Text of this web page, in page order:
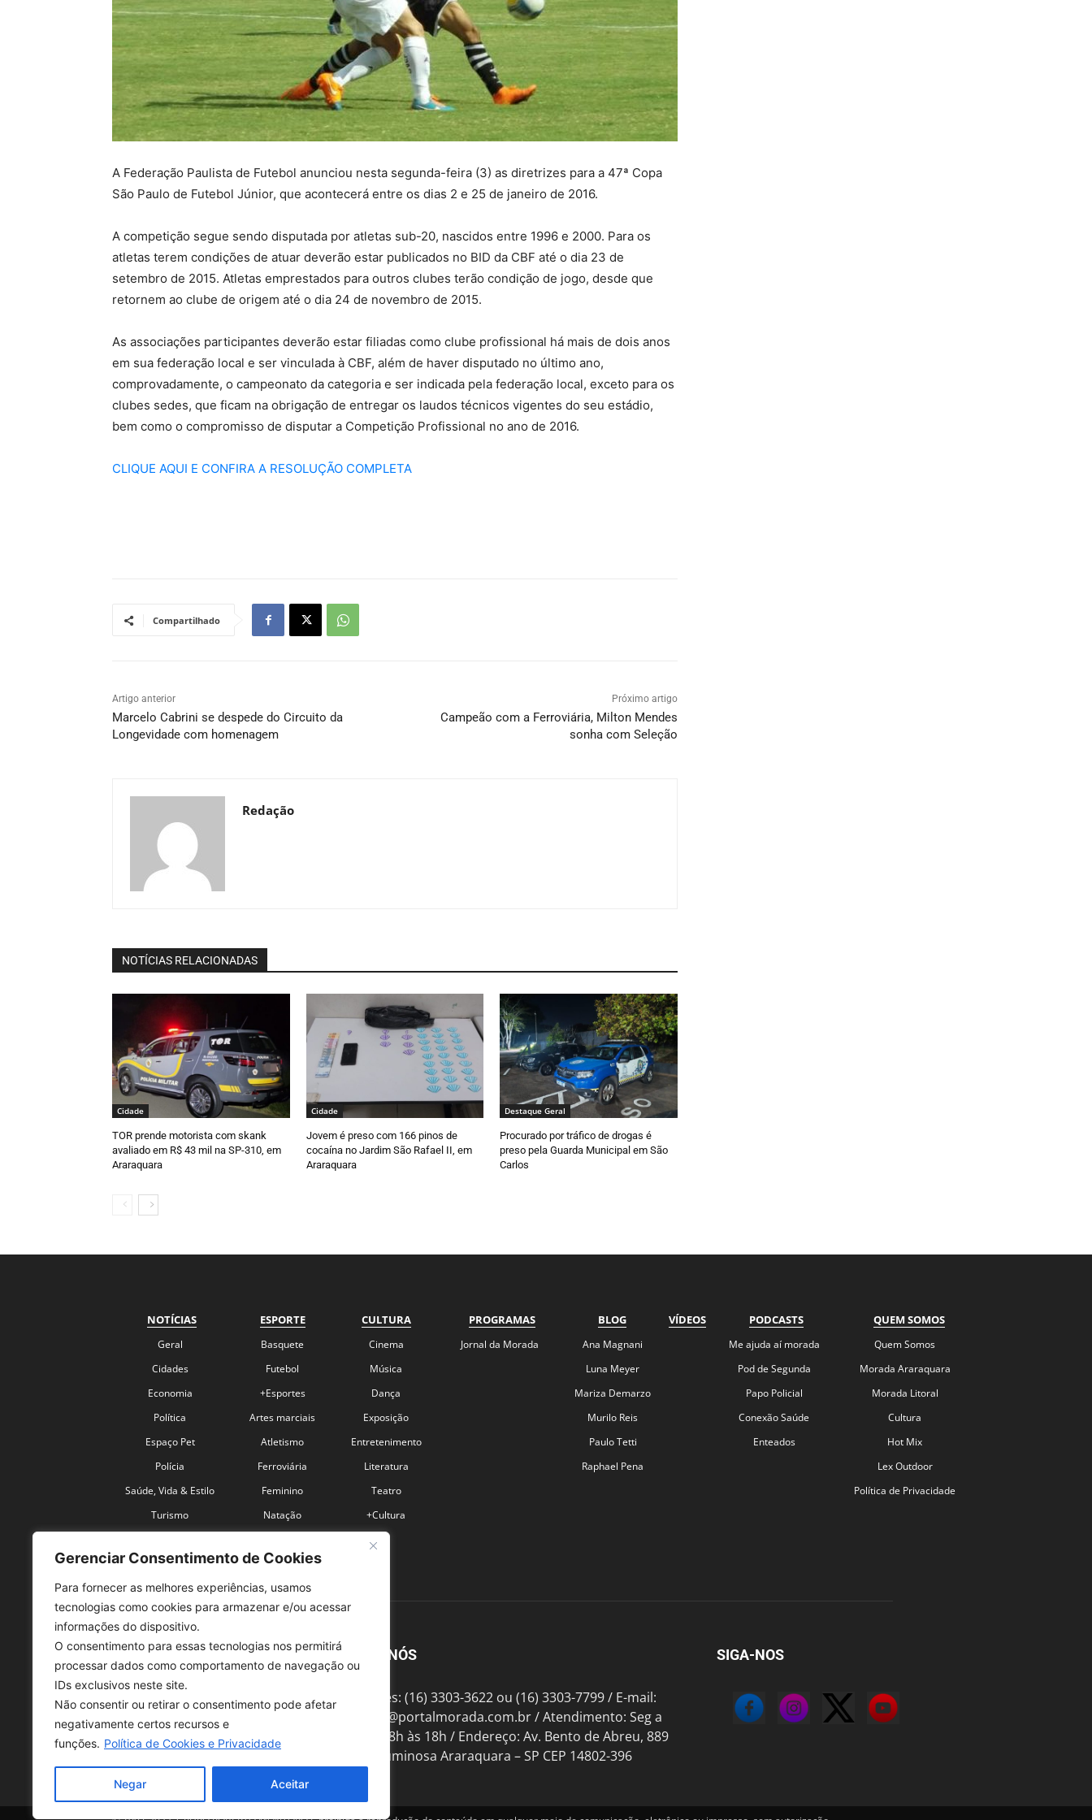
Gerenciar Consentimento de Cookies
Para fornecer as melhores experiências, usamos
tecnologias como cookies para armazenar e/ou acessar
informações do dispositivo.
O consentimento para essas tecnologias nos permitirá
processar dados como comportamento de navegação ou
IDs exclusivos neste site.
Não consentir ou retirar o consentimento pode afetar
negativamente certos recursos e
funções. Política de Cookies e Privacidade
Negar Aceitar
A Federação Paulista de Futebol anunciou nesta segunda-feira (3) as diretrizes para a 47ª Copa
São Paulo de Futebol Júnior, que acontecerá entre os dias 2 e 25 de janeiro de 2016.
A competição segue sendo disputada por atletas sub-20, nascidos entre 1996 e 2000. Para os
atletas terem condições de atuar deverão estar publicados no BID da CBF até o dia 23 de
setembro de 2015. Atletas emprestados para outros clubes terão condição de jogo, desde que
retornem ao clube de origem até o dia 24 de novembro de 2015.
As associações participantes deverão estar filiadas como clube profissional há mais de dois anos
em sua federação local e ser vinculada à CBF, além de haver disputado no último ano,
comprovadamente, o campeonato da categoria e ser indicada pela federação local, exceto para os
clubes sedes, que ficam na obrigação de entregar os laudos técnicos vigentes do seu estádio,
bem como o compromisso de disputar a Competição Profissional no ano de 2016.
CLIQUE AQUI E CONFIRA A RESOLUÇÃO COMPLETA
Compartilhado
Artigo anterior
Marcelo Cabrini se despede do Circuito da
Longevidade com homenagem
Próximo artigo
Campeão com a Ferroviária, Milton Mendes
sonha com Seleção
Redação
NOTÍCIAS RELACIONADAS
Cidade
TOR prende motorista com skank
avaliado em R$ 43 mil na SP-310, em
Araraquara
Cidade
Jovem é preso com 166 pinos de
cocaína no Jardim São Rafael II, em
Araraquara
Destaque Geral
Procurado por tráfico de drogas é
preso pela Guarda Municipal em São
Carlos
NOTÍCIAS
Geral
Cidades
Economia
Política
Espaço Pet
Polícia
Saúde, Vida & Estilo
Turismo
ESPORTE
Basquete
Futebol
+Esportes
Artes marciais
Atletismo
Ferroviária
Feminino
Natação
CULTURA
Cinema
Música
Dança
Exposição
Entretenimento
Literatura
Teatro
+Cultura
PROGRAMAS
Jornal da Morada
BLOG
Ana Magnani
Luna Meyer
Mariza Demarzo
Murilo Reis
Paulo Tetti
Raphael Pena
VÍDEOS PODCASTS
Me ajuda aí morada
Pod de Segunda
Papo Policial
Conexão Saúde
Enteados
QUEM SOMOS
Quem Somos
Morada Araraquara
Morada Litoral
Cultura
Hot Mix
Lex Outdoor
Política de Privacidade
SOBRE NÓS
Telefones: (16) 3303-3622 ou (16) 3303-7799 / E-mail:
contato@portalmorada.com.br/ Atendimento: Seg a
Sex das 8h às 18h / Endereço: Av. Bento de Abreu, 889
Fonte Luminosa Araraquara – SP CEP 14802-396
SIGA-NOS